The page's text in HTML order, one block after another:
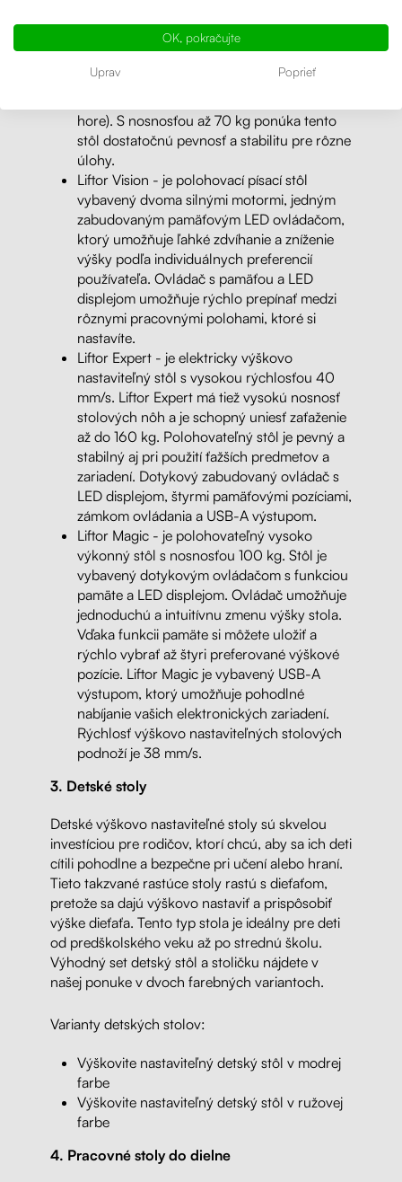
stôl, ktorý je vybavený jedným motorom a
zdvíha sa pomocou zabudovaného
ovládač má dve intuitívne tlačidlá pre
hore). S nosnosťou až 70 kg ponúka tento
stôl dostatočnú pevnosť a stabilitu pre rôzne
úlohy.
Liftor Vision - je polohovací písací stôl
vybavený dvoma silnými motormi, jedným
zabudovaným pamäťovým LED ovládačom,
ktorý umožňuje ľahké zdvíhanie a zníženie
výšky podľa individuálnych preferencií
používateľa. Ovládač s pamäťou a LED
displejom umožňuje rýchlo prepínať medzi
rôznymi pracovnými polohami, ktoré si
nastavíte.
Liftor Expert - je elektricky výškovo
nastaviteľný stôl s vysokou rýchlosťou 40
mm/s. Liftor Expert má tiež vysokú nosnosť
stolových nôh a je schopný uniesť zaťaženie
až do 160 kg. Polohovateľný stôl je pevný a
stabilný aj pri použití ťažších predmetov a
zariadení. Dotykový zabudovaný ovládač s
LED displejom, štyrmi pamäťovými pozíciami,
zámkom ovládania a USB-A výstupom.
Liftor Magic - je polohovateľný vysoko
výkonný stôl s nosnosťou 100 kg. Stôl je
vybavený dotykovým ovládačom s funkciou
pamäte a LED displejom. Ovládač umožňuje
jednoduchú a intuitívnu zmenu výšky stola.
Vďaka funkcii pamäte si môžete uložiť a
rýchlo vybrať až štyri preferované výškové
pozície. Liftor Magic je vybavený USB-A
výstupom, ktorý umožňuje pohodlné
nabíjanie vašich elektronických zariadení.
Rýchlosť výškovo nastaviteľných stolových
podnoží je 38 mm/s.
3. Detské stoly
Detské výškovo nastaviteľné stoly sú skvelou
investíciou pre rodičov, ktorí chcú, aby sa ich deti
cítili pohodlne a bezpečne pri učení alebo hraní.
Tieto takzvané rastúce stoly rastú s dieťaťom,
pretože sa dajú výškovo nastaviť a prispôsobiť
výške dieťaťa. Tento typ stola je ideálny pre deti
od predškolského veku až po strednú školu.
Výhodný set detský stôl a stoličku nájdete v
našej ponuke v dvoch farebných variantoch.
Varianty detských stolov:
Výškovite nastaviteľný detský stôl v modrej
farbe
Výškovite nastaviteľný detský stôl v ružovej
farbe
4. Pracovné stoly do dielne
OK, pokračujte
Uprav Poprieť